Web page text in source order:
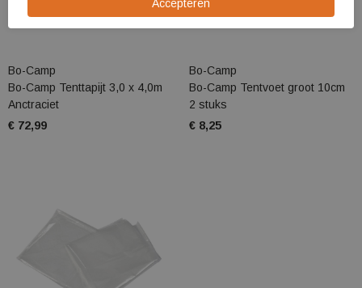
Bo-Camp
Bo-Camp Tenttapijt 3,0 x 4,0m
Anctraciet
€ 72,99
Bo-Camp
Bo-Camp Tentvoet groot 10cm
2 stuks
€ 8,25